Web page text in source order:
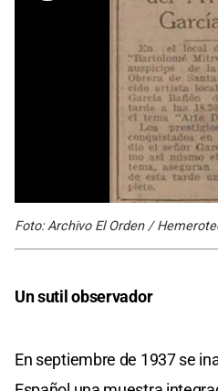
Foto: Archivo El Orden /
Un sutil observador
En septiembre de 1937 se